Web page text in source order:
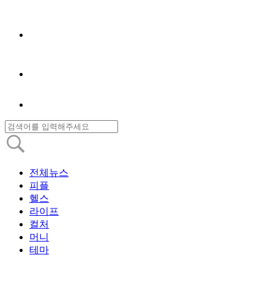
전체뉴스
피플
헬스
라이프
컬처
머니
테마